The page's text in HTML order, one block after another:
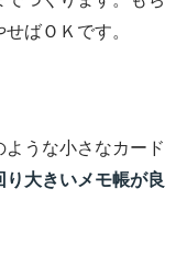
ばＯＫです。
うな小さなカード
大きいメモ帳が良